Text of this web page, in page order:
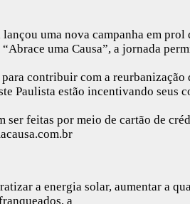
uma nova campanha em
uma Causa”, a jornada
contribuir com a
Paulista estão incentivando seus
ser feitas por meio de cartão de
a energia solar, aumentar a
a